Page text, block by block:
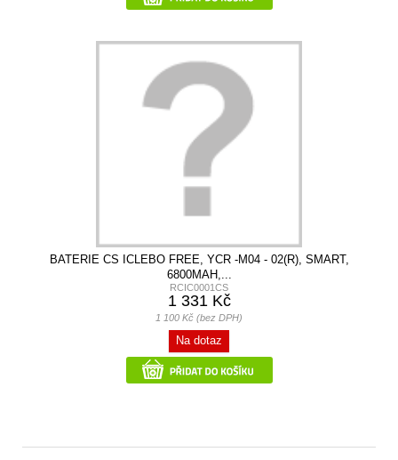
BATERIE CS ICLEBO FREE, YCR -M04 - 02(R), SMART,
6800MAH,...
RCIC0001CS
1 331 Kč
1 100 Kč (bez DPH)
Na dotaz